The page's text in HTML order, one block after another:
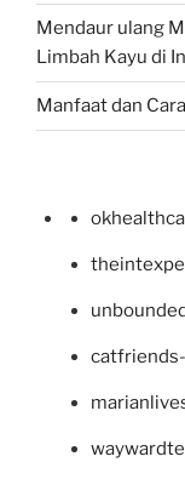
Mendaur ulang
Limbah Kayu di
Manfaat dan